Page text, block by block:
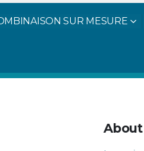
SUR MESURE
cagoule